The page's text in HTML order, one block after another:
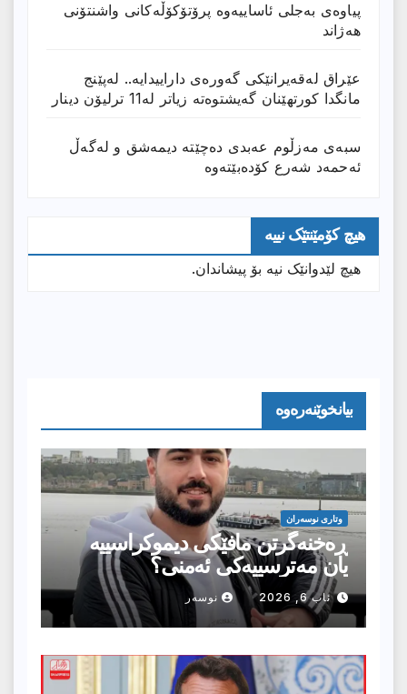
پیاوەی بەجلی ئاساییەوە پرۆتۆکۆڵەکانی واشنتۆنی
هەژاند
عێراق له‌قه‌یرانێكى گه‌وره‌ى داراییدایه‌.. له‌پێنج
مانگدا كورتهێنان گه‌یشتوه‌ته‌ زیاتر له‌11 ترلیۆن دینار
سبەی مەزڵوم عەبدی دەچێتە دیمەشق و لەگەڵ
ئەحمەد شەرع کۆدەبێتەوە
هیچ کۆمێنتێک نییە
هیچ لێدوانێک نیە بۆ پیشاندان.
بیانخوێنەرەوە
وتارى نوسەران
ڕەخنەگرتن مافێکی دیموکراسییە
یان مەترسییەکی ئەمنی؟
ئاب 6, 2026 نوسەر